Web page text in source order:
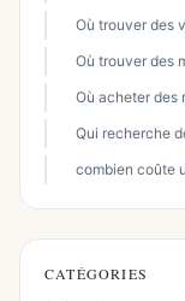
Où trouver des
Où trouver des
Où acheter des
Qui recherche
combien coûte
CATÉGORIES